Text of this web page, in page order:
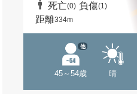
死亡(0) 負傷(1)
距離334m
45～54歳
他
晴